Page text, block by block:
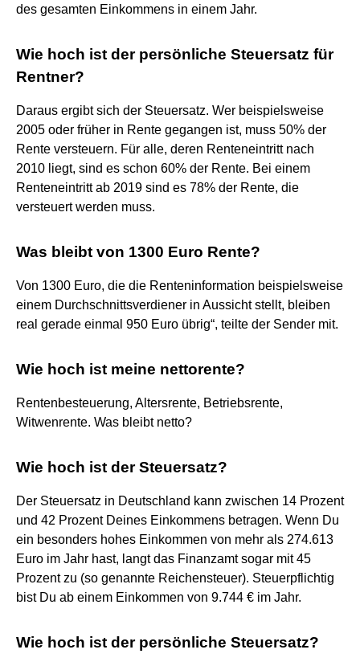
des gesamten Einkommens in einem Jahr.
Wie hoch ist der persönliche Steuersatz für
Rentner?
Daraus ergibt sich der Steuersatz. Wer beispielsweise
2005 oder früher in Rente gegangen ist, muss 50% der
Rente versteuern. Für alle, deren Renteneintritt nach
2010 liegt, sind es schon 60% der Rente. Bei einem
Renteneintritt ab 2019 sind es 78% der Rente, die
versteuert werden muss.
Was bleibt von 1300 Euro Rente?
Von 1300 Euro, die die Renteninformation beispielsweise
einem Durchschnittsverdiener in Aussicht stellt, bleiben
real gerade einmal 950 Euro übrig“, teilte der Sender mit.
Wie hoch ist meine nettorente?
Rentenbesteuerung, Altersrente, Betriebsrente,
Witwenrente. Was bleibt netto?
Wie hoch ist der Steuersatz?
Der Steuersatz in Deutschland kann zwischen 14 Prozent
und 42 Prozent Deines Einkommens betragen. Wenn Du
ein besonders hohes Einkommen von mehr als 274.613
Euro im Jahr hast, langt das Finanzamt sogar mit 45
Prozent zu (so genannte Reichensteuer). Steuerpflichtig
bist Du ab einem Einkommen von 9.744 € im Jahr.
Wie hoch ist der persönliche Steuersatz?